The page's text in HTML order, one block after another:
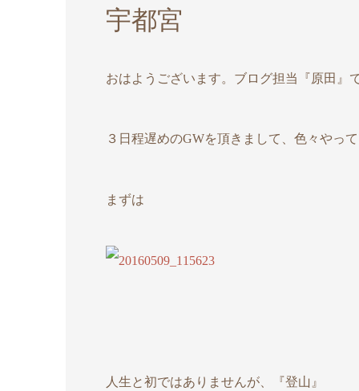
宇都宮
おはようございます。ブログ担当『原田』で
３日程遅めのGWを頂きまして、色々やっ
まずは
人生と初ではありませんが、『登山』